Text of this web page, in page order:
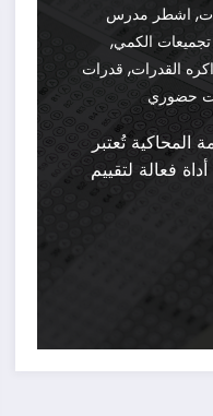
, اشطر مدرس
تجميعات الكمي,
القدرات, قدرات
حضوري
المحاكية تُعتبر
فعالة لتقييم